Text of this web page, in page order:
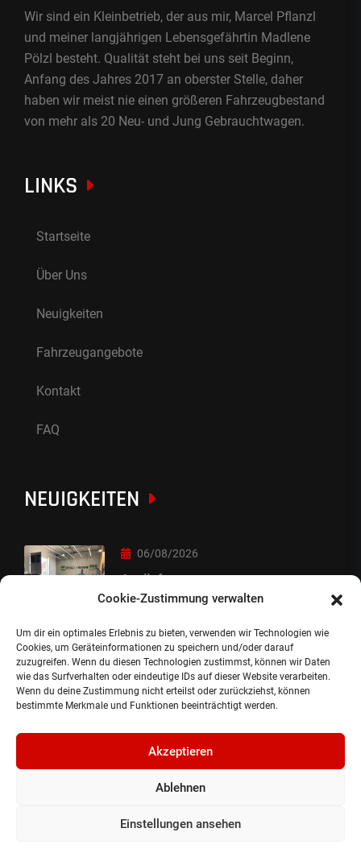
Cookie-Zustimmung verwalten
Um dir ein optimales Erlebnis zu bieten, verwenden wir Technologien wie
Cookies, um Geräteinformationen zu speichern und/oder darauf
zuzugreifen. Wenn du diesen Technologien zustimmst, können wir Daten
wie das Surfverhalten oder eindeutige IDs auf dieser Website verarbeiten.
Wenn du deine Zustimmung nicht erteilst oder zurückziehst, können
bestimmte Merkmale und Funktionen beeinträchtigt werden.
Akzeptieren
Ablehnen
Einstellungen ansehen
Wir sind ein Kleinbetrieb, der aus mir, Marcel Pflanzl
und meiner langjährigen Lebensgefährtin Madlene
Pölzl besteht. Qualität steht bei uns seit Beginn,
Anfang des Jahres 2017 an oberster Stelle, daher
haben wir meist nie einen größeren Fahrzeugbestand
von mehr als 20 Neu- und Jung Gebrauchtwagen.
LINKS
Startseite
Über Uns
Neuigkeiten
Fahrzeugangebote
Kontakt
FAQ
NEUIGKEITEN
06/08/2026
Auslieferung
05/08/2026
Auslieferung :-)
©2024, Gepflanzt Jung- und SportwagenhandelsgmbH.